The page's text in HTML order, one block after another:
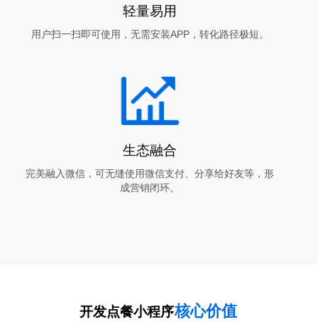
轻量易用
用户扫一扫即可使用，无需安装APP，转化路径极短。
生态融合
完美融入微信，可无缝使用微信支付、分享给好友等，形
成营销闭环。
开发点餐小程序核心价值